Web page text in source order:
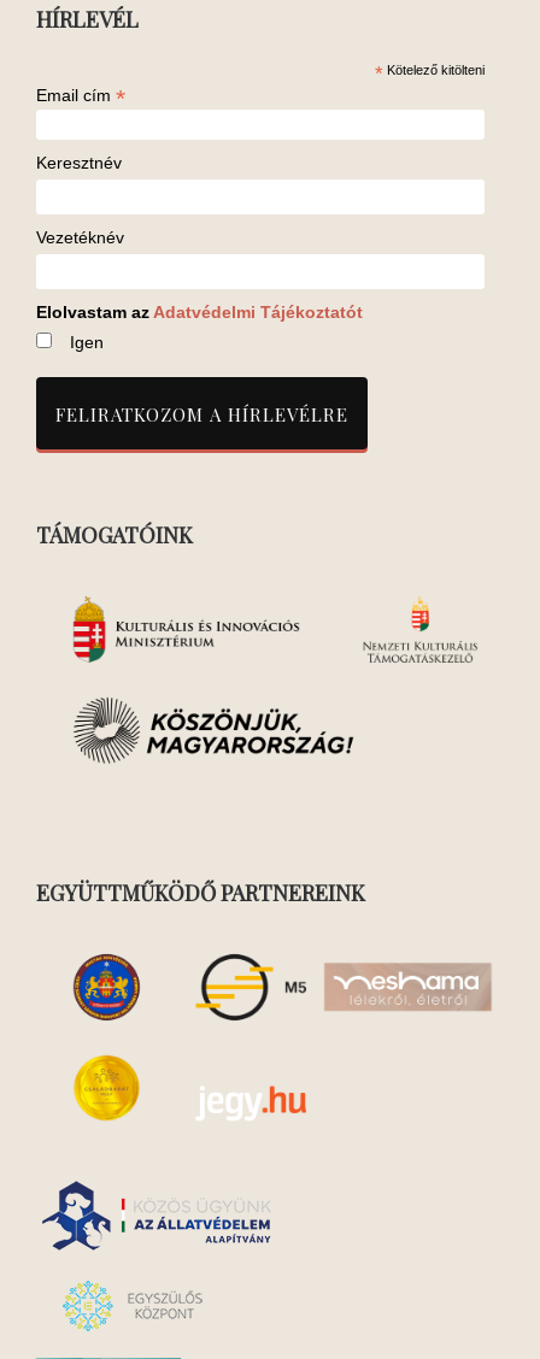
HÍRLEVÉL
* Kötelező kitölteni
Email cím *
Keresztnév
Vezetéknév
Elolvastam az Adatvédelmi Tájékoztatót
Igen
TÁMOGATÓINK
EGYÜTTMŰKÖDŐ PARTNEREINK